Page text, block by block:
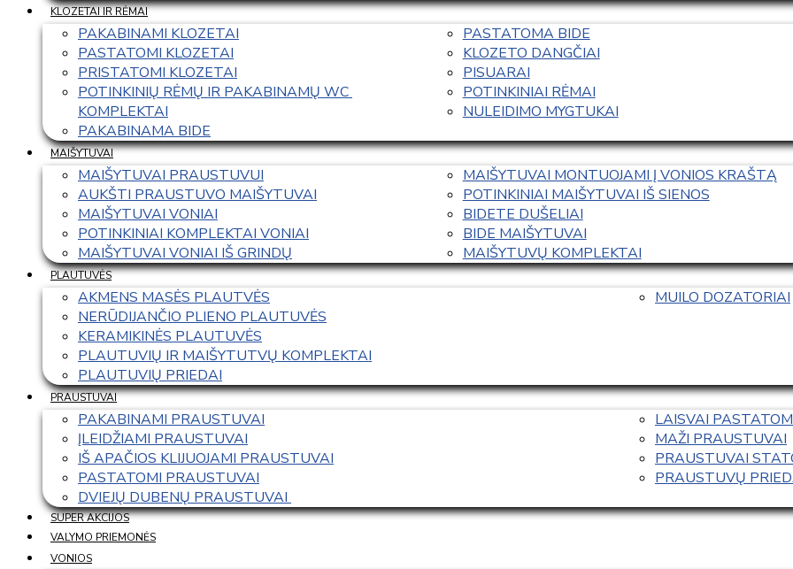
KLOZETAI IR RĖMAI
PAKABINAMI KLOZETAI
PASTATOMI KLOZETAI
PRISTATOMI KLOZETAI
POTINKINIŲ RĖMŲ IR PAKABINAMŲ WC
KOMPLEKTAI
PAKABINAMA BIDE
PASTATOMA BIDE
KLOZETO DANGČIAI
PISUARAI
POTINKINIAI RĖMAI
NULEIDIMO MYGTUKAI
MAIŠYTUVAI
MAIŠYTUVAI PRAUSTUVUI
AUKŠTI PRAUSTUVO MAIŠYTUVAI
MAIŠYTUVAI VONIAI
POTINKINIAI KOMPLEKTAI VONIAI
MAIŠYTUVAI VONIAI IŠ GRINDŲ
MAIŠYTUVAI MONTUOJAMI Į VONIOS KRAŠTĄ
POTINKINIAI MAIŠYTUVAI IŠ SIENOS
BIDETE DUŠELIAI
BIDE MAIŠYTUVAI
MAIŠYTUVŲ KOMPLEKTAI
PLAUTUVĖS
AKMENS MASĖS PLAUTVĖS
NERŪDIJANČIO PLIENO PLAUTUVĖS
KERAMIKINĖS PLAUTUVĖS
PLAUTUVIŲ IR MAIŠYTUTVŲ KOMPLEKTAI
PLAUTUVIŲ PRIEDAI
MUILO DOZATORIAI
PRAUSTUVAI
PAKABINAMI PRAUSTUVAI
ĮLEIDŽIAMI PRAUSTUVAI
IŠ APAČIOS KLIJUOJAMI PRAUSTUVAI
PASTATOMI PRAUSTUVAI
DVIEJŲ DUBENŲ PRAUSTUVAI
LAISVAI
MAŽI PRAUSTUVAI
PRAUSTUVAI
PRAUSTUVŲ
SUPER AKCIJOS
VALYMO PRIEMONĖS
VONIOS